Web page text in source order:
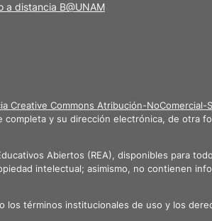
a distancia B@UNAM
Creative Commons Atribución-NoComercial-
y su dirección electrónica, de otra
Abiertos (REA), disponibles para
intelectual; asimismo, no contienen
términos institucionales de uso y los